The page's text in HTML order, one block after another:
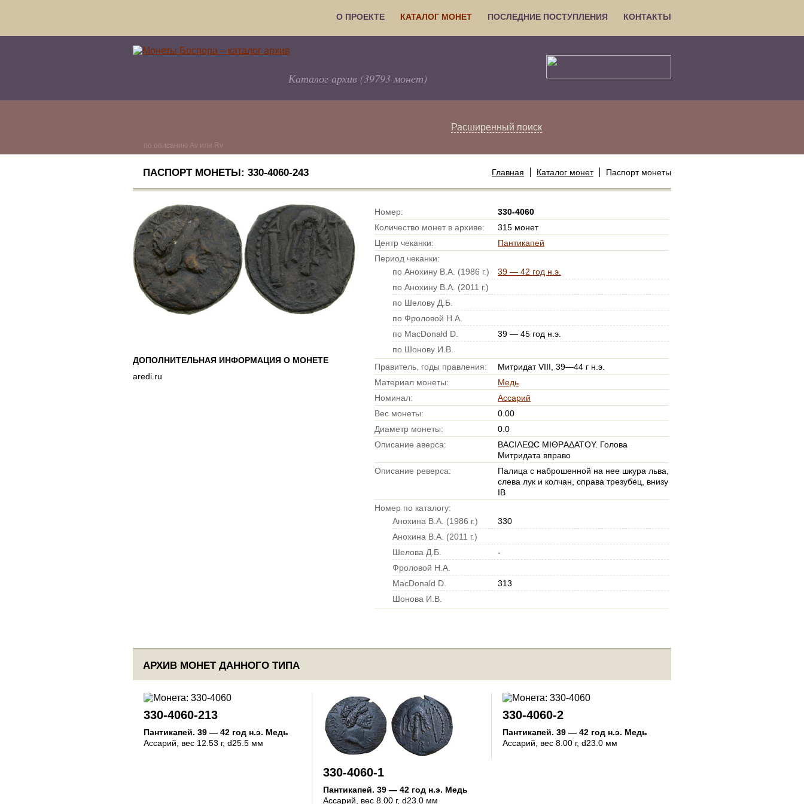
О ПРОЕКТЕ КАТАЛОГ МОНЕТ ПОСЛЕДНИЕ ПОСТУПЛЕНИЯ КОНТАКТЫ
Каталог архив (39793 монет)
по описанию Av или Rv
Расширенный поиск
Главная Каталог монет Паспорт монеты
ПАСПОРТ МОНЕТЫ: 330-4060-243
ДОПОЛНИТЕЛЬНАЯ ИНФОРМАЦИЯ О МОНЕТЕ
aredi.ru
Номер:
330-4060
Количество монет в архиве:
315 монет
Центр чеканки:
Пантикапей
Период чеканки:
по Анохину В.А. (1986 г.)
39 — 42 год н.э.
по Анохину В.А. (2011 г.)
по Шелову Д.Б.
по Фроловой Н.А.
по MacDonald D.
39 — 45 год н.э.
по Шонову И.В.
Правитель, годы правления:
Митридат VIII, 39—44 г н.э.
Материал монеты:
Медь
Номинал:
Ассарий
Вес монеты:
0.00
Диаметр монеты:
0.0
Описание аверса:
ΒΑCΙΛΕΩC ΜΙΘΡАΔΑΤΟΥ. Голова
Митридата вправо
Описание реверса:
Палица с наброшенной на нее шкура льва,
слева лук и колчан, справа трезубец, внизу
ΙΒ
Номер по каталогу:
Анохина В.А. (1986 г.)
330
Анохина В.А. (2011 г.)
Шелова Д.Б.
-
Фроловой Н.А.
MacDonald D.
313
Шонова И.В.
АРХИВ МОНЕТ ДАННОГО ТИПА
330-4060-213
Пантикапей. 39 — 42 год н.э. Медь
Ассарий , вес 12.53 г, d25.5 мм
330-4060-1
Пантикапей. 39 — 42 год н.э. Медь
Ассарий , вес 8.00 г, d23.0 мм
330-4060-2
Пантикапей. 39 — 42 год н.э. Медь
Ассарий , вес 8.00 г, d23.0 мм